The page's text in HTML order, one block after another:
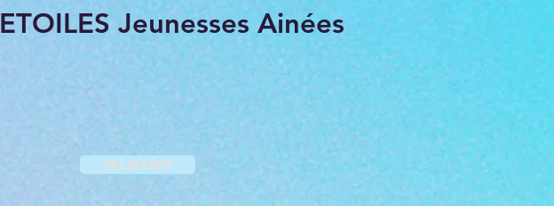
ETOILES Jeunesses Ainées
PALMARES